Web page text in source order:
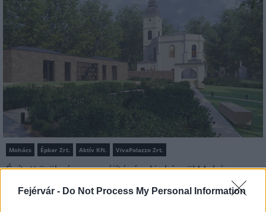
Fejérvár - Do Not Process My Personal Information
Mohács Épkar Zrt. Aktív Kft. VivaPalazzo Zrt.
Épített öröksége megújításával is készül Mohács a